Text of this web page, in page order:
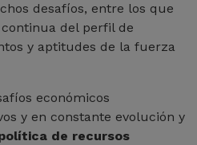
desafíos, entre los que
del perfil de
y aptitudes de la fuerza
económicos
y en constante evolución y
de recursos